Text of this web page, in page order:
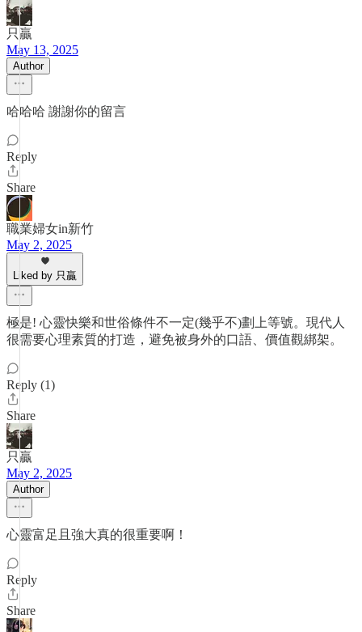
只贏
May 13, 2025
Author
哈哈哈 謝謝你的留言
Reply
Share
職業婦女in新竹
May 2, 2025
Liked by 只贏
極是! 心靈快樂和世俗條件不一定(幾乎不)劃上等號。現代人
很需要心理素質的打造，避免被身外的口語、價值觀綁架。
Reply (1)
Share
只贏
May 2, 2025
Author
心靈富足且強大真的很重要啊！
Reply
Share